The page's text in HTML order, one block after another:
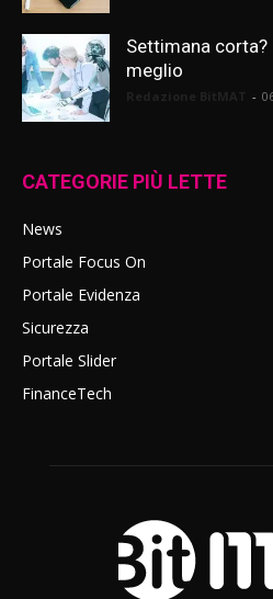
Settimana corta?
meglio
-
CATEGORIE PIÙ LETTE
News
Portale Focus On
Portale Evidenza
Sicurezza
Portale Slider
FinanceTech